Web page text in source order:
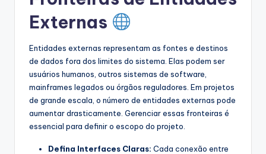
Externas
Entidades externas representam as fontes e destinos
de dados fora dos limites do sistema. Elas podem ser
usuários humanos, outros sistemas de software,
mainframes legados ou órgãos reguladores. Em projetos
de grande escala, o número de entidades externas pode
aumentar drasticamente. Gerenciar essas fronteiras é
essencial para definir o escopo do projeto.
Defina Interfaces Claras: Cada conexão entre